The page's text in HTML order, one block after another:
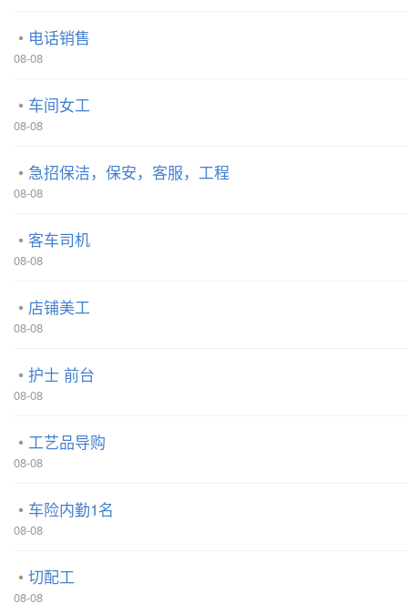
电话销售
08-08
车间女工
08-08
急招保洁，保安，客服，工程
08-08
客车司机
08-08
店铺美工
08-08
护士 前台
08-08
工艺品导购
08-08
车险内勤1名
08-08
切配工
08-08